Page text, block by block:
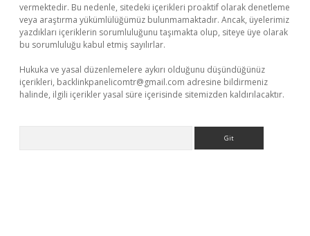
vermektedir. Bu nedenle, sitedeki içerikleri proaktif olarak denetleme
veya araştırma yükümlülüğümüz bulunmamaktadır. Ancak, üyelerimiz
yazdıkları içeriklerin sorumluluğunu taşımakta olup, siteye üye olarak
bu sorumluluğu kabul etmiş sayılırlar.
Hukuka ve yasal düzenlemelere aykırı olduğunu düşündüğünüz
içerikleri, backlinkpanelicomtr@gmail.com adresine bildirmeniz
halinde, ilgili içerikler yasal süre içerisinde sitemizden kaldırılacaktır.